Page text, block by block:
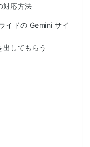
対応方法
イドの Gemini サイ
出してもらう